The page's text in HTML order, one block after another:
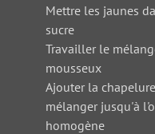
Mettre les jaunes
sucre
Travailler le
mousseux
Ajouter la
mélanger jusqu'à
homogène